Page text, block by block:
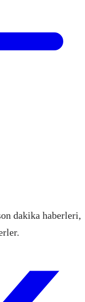
dakika haberleri,